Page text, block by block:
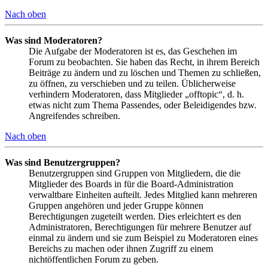
Nach oben
Was sind Moderatoren?
Die Aufgabe der Moderatoren ist es, das Geschehen im
Forum zu beobachten. Sie haben das Recht, in ihrem Bereich
Beiträge zu ändern und zu löschen und Themen zu schließen,
zu öffnen, zu verschieben und zu teilen. Üblicherweise
verhindern Moderatoren, dass Mitglieder „offtopic“, d. h.
etwas nicht zum Thema Passendes, oder Beleidigendes bzw.
Angreifendes schreiben.
Nach oben
Was sind Benutzergruppen?
Benutzergruppen sind Gruppen von Mitgliedern, die die
Mitglieder des Boards in für die Board-Administration
verwaltbare Einheiten aufteilt. Jedes Mitglied kann mehreren
Gruppen angehören und jeder Gruppe können
Berechtigungen zugeteilt werden. Dies erleichtert es den
Administratoren, Berechtigungen für mehrere Benutzer auf
einmal zu ändern und sie zum Beispiel zu Moderatoren eines
Bereichs zu machen oder ihnen Zugriff zu einem
nichtöffentlichen Forum zu geben.